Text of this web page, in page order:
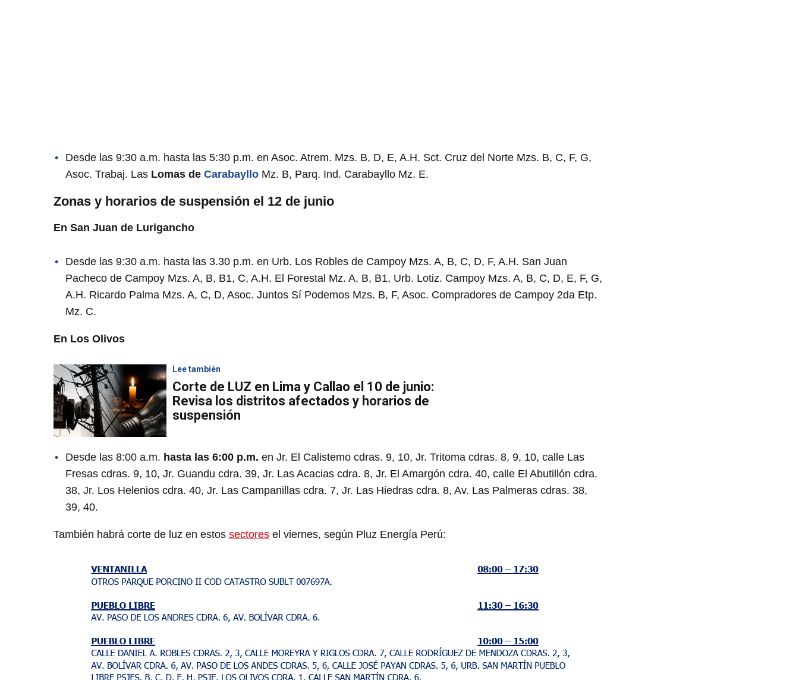
Desde las 9:30 a.m. hasta las 5:30 p.m. en Asoc. Atrem. Mzs. B, D, E, A.H. Sct. Cruz del Norte Mzs. B, C, F, G,
Asoc. Trabaj. Las Lomas de Carabayllo Mz. B, Parq. Ind. Carabayllo Mz. E.
Zonas y horarios de suspensión el 12 de junio
En San Juan de Lurigancho
Desde las 9:30 a.m. hasta las 3.30 p.m. en Urb. Los Robles de Campoy Mzs. A, B, C, D, F, A.H. San Juan
Pacheco de Campoy Mzs. A, B, B1, C, A.H. El Forestal Mz. A, B, B1, Urb. Lotiz. Campoy Mzs. A, B, C, D, E, F, G,
A.H. Ricardo Palma Mzs. A, C, D, Asoc. Juntos Sí Podemos Mzs. B, F, Asoc. Compradores de Campoy 2da Etp.
Mz. C.
En Los Olivos
Lee también
Corte de LUZ en Lima y Callao el 10 de junio:
Revisa los distritos afectados y horarios de
suspensión
Desde las 8:00 a.m. hasta las 6:00 p.m. en Jr. El Calistemo cdras. 9, 10, Jr. Tritoma cdras. 8, 9, 10, calle Las
Fresas cdras. 9, 10, Jr. Guandu cdra. 39, Jr. Las Acacias cdra. 8, Jr. El Amargón cdra. 40, calle El Abutillón cdra.
38, Jr. Los Helenios cdra. 40, Jr. Las Campanillas cdra. 7, Jr. Las Hiedras cdra. 8, Av. Las Palmeras cdras. 38,
39, 40.
También habrá corte de luz en estos sectores el viernes, según Pluz Energía Perú: